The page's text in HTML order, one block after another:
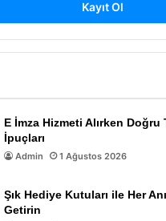
Kayıt Ol
E İmza Hizmeti Alırken Doğru
İpuçları
Admin 1 Ağustos 2026
Şık Hediye Kutuları ile Her
Getirin